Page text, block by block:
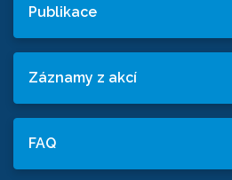
Publikace
Záznamy z akcí
FAQ